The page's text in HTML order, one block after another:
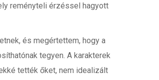
reményteli érzéssel hagyott
és megértettem, hogy a
tegyen. A karakterek
tették őket, nem idealizált